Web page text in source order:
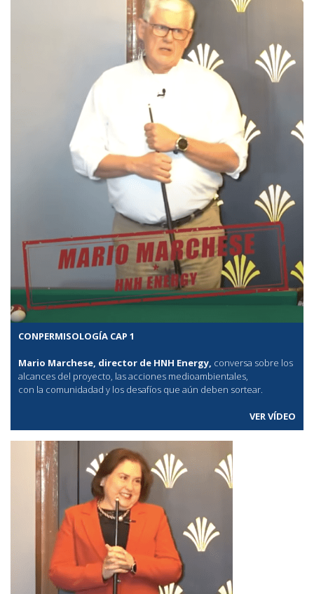
CONPERMISOLOGÍA CAP 1
Mario Marchese, director de HNH Energy, conversa sobre los
alcances del proyecto, las acciones medioambientales,
con la comunidadad y los desafíos que aún deben sortear.
VER VÍDEO